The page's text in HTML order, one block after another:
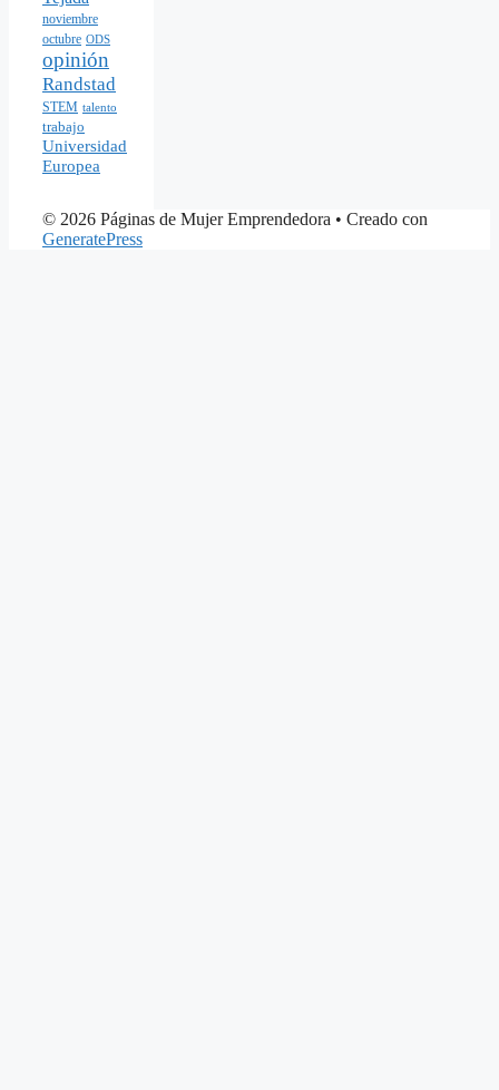
noviembre
octubre ODS
opinión
Randstad
STEM talento
trabajo
Universidad
Europea
© 2026 Páginas de Mujer Emprendedora • Creado con
GeneratePress